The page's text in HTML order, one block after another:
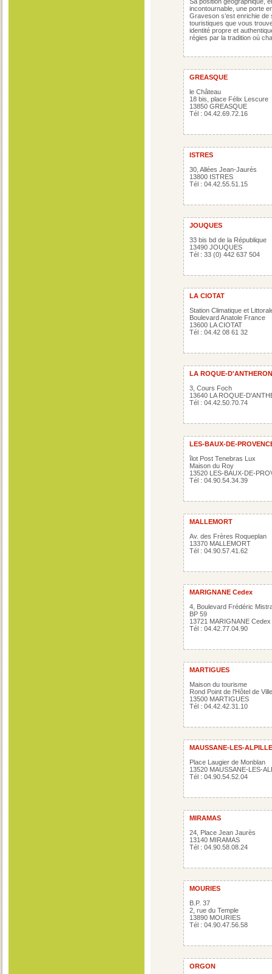
incontournable, une porte
Graveson s’est enrichie
touristiques que vous
identité propre et
régies par la tradition où
GREASQUE
le Château
18 bis, place Félix Lescure
13850 GREASQUE
Tél : 04.42.69.72.16
ISTRES
30, Allées Jean-Jaurés
13800 ISTRES
Tél : 04.42.55.51.15
JOUQUES
33 bis bd de la République
13490 JOUQUES
Tél : 33 (0) 442 637 504
LA CIOTAT
Station Climatique et
Boulevard Anatole France
13600 LA CIOTAT
Tél : 04.42 08 61 32
LA ROQUE-D'ANTHERON
3, Cours Foch
13640 LA ROQUE-
Tél : 04.42.50.70.74
LES-BAUX-DE-
îlot Post Tenebras Lux
Maison du Roy
13520 LES-BAUX-DE-
Tél : 04.90.54.34.39
MALLEMORT
Av. des Frères Roqueplan
13370 MALLEMORT
Tél : 04.90.57.41.62
MARIGNANE Cedex
4, Boulevard Frédéric
BP 59
13721 MARIGNANE Cedex
Tél : 04.42.77.04.90
MARTIGUES
Maison du tourisme
Rond Point de l'Hôtel de Ville
13500 MARTIGUES
Tél : 04.42.42.31.10
MAUSSANE-LES-
Place Laugier de Monblan
13520 MAUSSANE-LES-
Tél : 04.90.54.52.04
MIRAMAS
24, Place Jean Jaurès
13140 MIRAMAS
Tél : 04.90.58.08.24
MOURIES
B.P. 37
2, rue du Temple
13890 MOURIES
Tél : 04.90.47.56.58
ORGON